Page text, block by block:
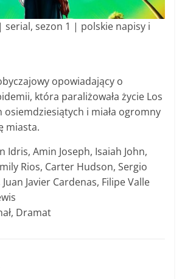
serial, sezon 1 | polskie napisy i
opowiadający o
która paraliżowała życie Los
osiemdziesiątych i miała ogromny
miasta.
Idris, Amin Joseph, Isaiah John,
Rios, Carter Hudson, Sergio
Javier Cardenas, Filipe Valle
Dramat